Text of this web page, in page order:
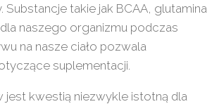
takie jak BCAA, glutamina
naszego organizmu podczas
na nasze ciało pozwala
suplementacji.
kwestią niezwykle istotną dla